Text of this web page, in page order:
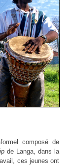
composé de
de Langa, dans la
ces jeunes ont